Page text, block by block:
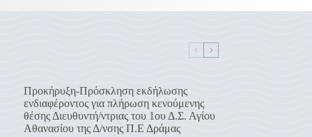
Προκήρυξη-Πρόσκληση εκδήλωσης
ενδιαφέροντος για πλήρωση κενούμενης
θέσης Διευθυντή/ντριας του 1ου Δ.Σ. Αγίου
Αθανασίου της Δ/νσης Π.Ε Δράμας